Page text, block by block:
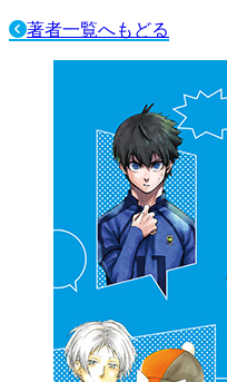
著者一覧へもどる